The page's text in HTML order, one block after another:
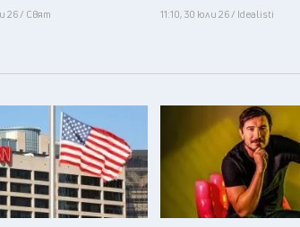
26 / Свят 11:10, 30 юли 26 / Idealisti